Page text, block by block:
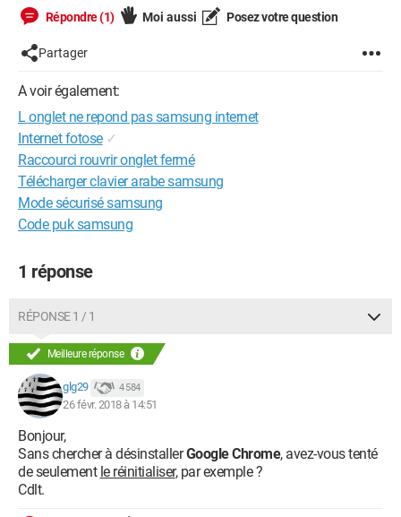
supprimé Google Chrome et réinstaller mais rien.
Je ne sais vraiment pas comment y remédier c'est assez
frustrant.
En espérant que quelqu'un saura trouver une solution à mon
problème.
Merci !
PS : Bon, là par contre ça marche assez bien... /: Google se
fout de moi.
Répondre (1) Moi aussi Posez votre question
Partager
A voir également:
L onglet ne repond pas samsung internet
Internet fotose ✓
Raccourci rouvrir onglet fermé
Télécharger clavier arabe samsung
Mode sécurisé samsung
Code puk samsung
1 réponse
RÉPONSE 1 / 1
Meilleure réponse
glg29 4 584
26 févr. 2018 à 14:51
Bonjour,
Sans chercher à désinstallerGoogle Chrome, avez-vous tenté
de seulement le réinitialiser, par exemple ?
Cdlt.